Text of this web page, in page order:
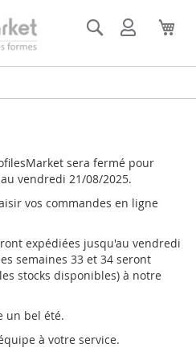
Rechercher
Mon
compte
sera fermé pour
vendredi 21/08/2025.
vos commandes en ligne
expédiées jusqu'au vendredi
semaines 33 et 34 seront
stocks disponibles) à notre
un bel été.
à votre service.